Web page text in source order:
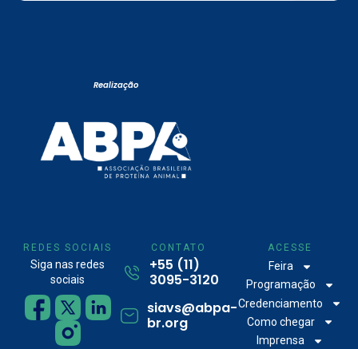
Realização
REDES SOCIAIS
Siga nas redes
sociais
CONTATO
+55 (11)
3095-3120
siavs@abpa-
br.org
ACESSE
Feira
Programação
Credenciamento
Como chegar
Imprensa